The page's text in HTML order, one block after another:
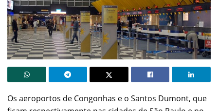
Os aeroportos de Congonhas e o Santos Dumont, que